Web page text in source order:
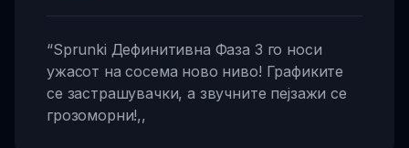
“Sprunki Дефинитивна Фаза 3 го носи
ужасот на сосема ново ниво! Графиките
се застрашувачки, а звучните пејзажи се
грозоморни!,,